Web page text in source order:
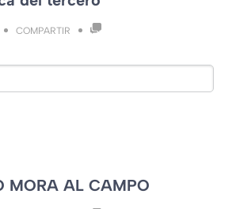
COMPARTIR
MORA AL CAMPO